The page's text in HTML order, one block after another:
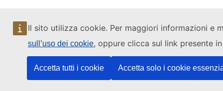
Il sito utilizza cookie. Per maggiori informazioni e
sull’uso dei cookie, oppure clicca sul link presente
Accetta tutti i cookie Accetta solo i cookie